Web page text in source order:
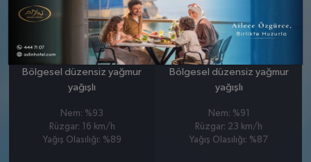
8°
Bölgesel düzensiz yağmur
yağışlı
Nem: %93
Rüzgar: 16 km/h
Yağış Olasılığı: %89
8°
Bölgesel düzensiz yağmur
yağışlı
Nem: %91
Rüzgar: 23 km/h
Yağış Olasılığı: %87